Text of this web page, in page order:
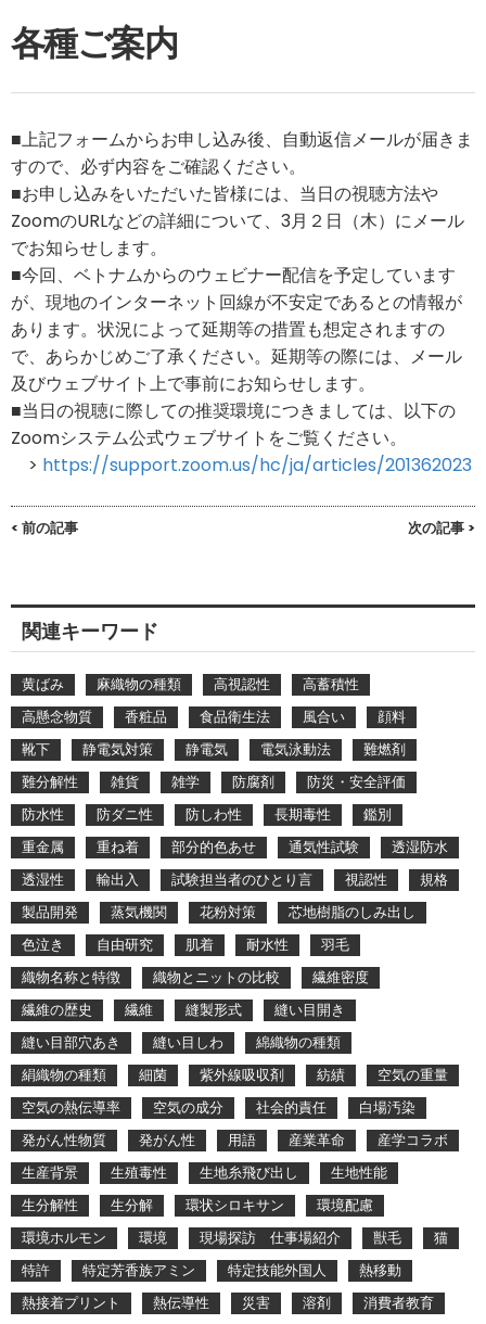
各種ご案内
■上記フォームからお申し込み後、自動返信メールが届きま
すので、必ず内容をご確認ください。
■お申し込みをいただいた皆様には、当日の視聴方法や
ZoomのURLなどの詳細について、3月２日（木）にメール
でお知らせします。
■今回、ベトナムからのウェビナー配信を予定しています
が、現地のインターネット回線が不安定であるとの情報が
あります。状況によって延期等の措置も想定されますの
で、あらかじめご了承ください。延期等の際には、メール
及びウェブサイト上で事前にお知らせします。
■当日の視聴に際しての推奨環境につきましては、以下の
Zoomシステム公式ウェブサイトをご覧ください。
> https://support.zoom.us/hc/ja/articles/201362023
< 前の記事 次の記事 >
関連キーワード
黄ばみ 麻織物の種類 高視認性
高蓄積性
高懸念物質
香粧品 食品衛生法 風合い
顔料
靴下
静電気対策 静電気 電気泳動法
難燃剤
難分解性
雑貨 雑学 防腐剤
防災・安全評価
防水性
防ダニ性 防しわ性 長期毒性
鑑別
重金属
重ね着 部分的色あせ 通気性試験
透湿防水
透湿性
輸出入 試験担当者のひとり言 視認性
規格
製品開発
蒸気機関 花粉対策
芯地樹脂のしみ出し
色泣き
自由研究 肌着 耐水性
羽毛
織物名称と特徴
織物とニットの比較
繊維密度
繊維の歴史
繊維 縫製形式
縫い目開き
縫い目部穴あき
縫い目しわ
綿織物の種類
絹織物の種類
細菌 紫外線吸収剤 紡績
空気の重量
空気の熱伝導率
空気の成分 社会的責任
白場汚染
発がん性物質
発がん性 用語 産業革命
産学コラボ
生産背景
生殖毒性 生地糸飛び出し
生地性能
生分解性
生分解 環状シロキサン
環境配慮
環境ホルモン
環境 現場探訪 仕事場紹介 獣毛
猫
特許
特定芳香族アミン 特定技能外国人
熱移動
熱接着プリント
熱伝導性 災害 溶剤
消費者教育